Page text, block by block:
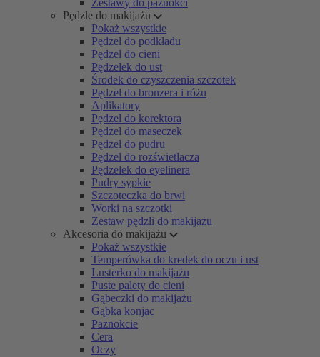
Zestawy do paznokci
Pędzle do makijażu
Pokaż wszystkie
Pędzel do podkładu
Pędzel do cieni
Pędzelek do ust
Środek do czyszczenia szczotek
Pędzel do bronzera i różu
Aplikatory
Pędzel do korektora
Pędzel do maseczek
Pędzel do pudru
Pędzel do rozświetlacza
Pędzelek do eyelinera
Pudry sypkie
Szczoteczka do brwi
Worki na szczotki
Zestaw pędzli do makijażu
Akcesoria do makijażu
Pokaż wszystkie
Temperówka do kredek do oczu i ust
Lusterko do makijażu
Puste palety do cieni
Gąbeczki do makijażu
Gąbka konjac
Paznokcie
Cera
Oczy